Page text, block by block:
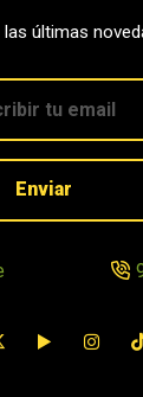
las últimas
Enviar